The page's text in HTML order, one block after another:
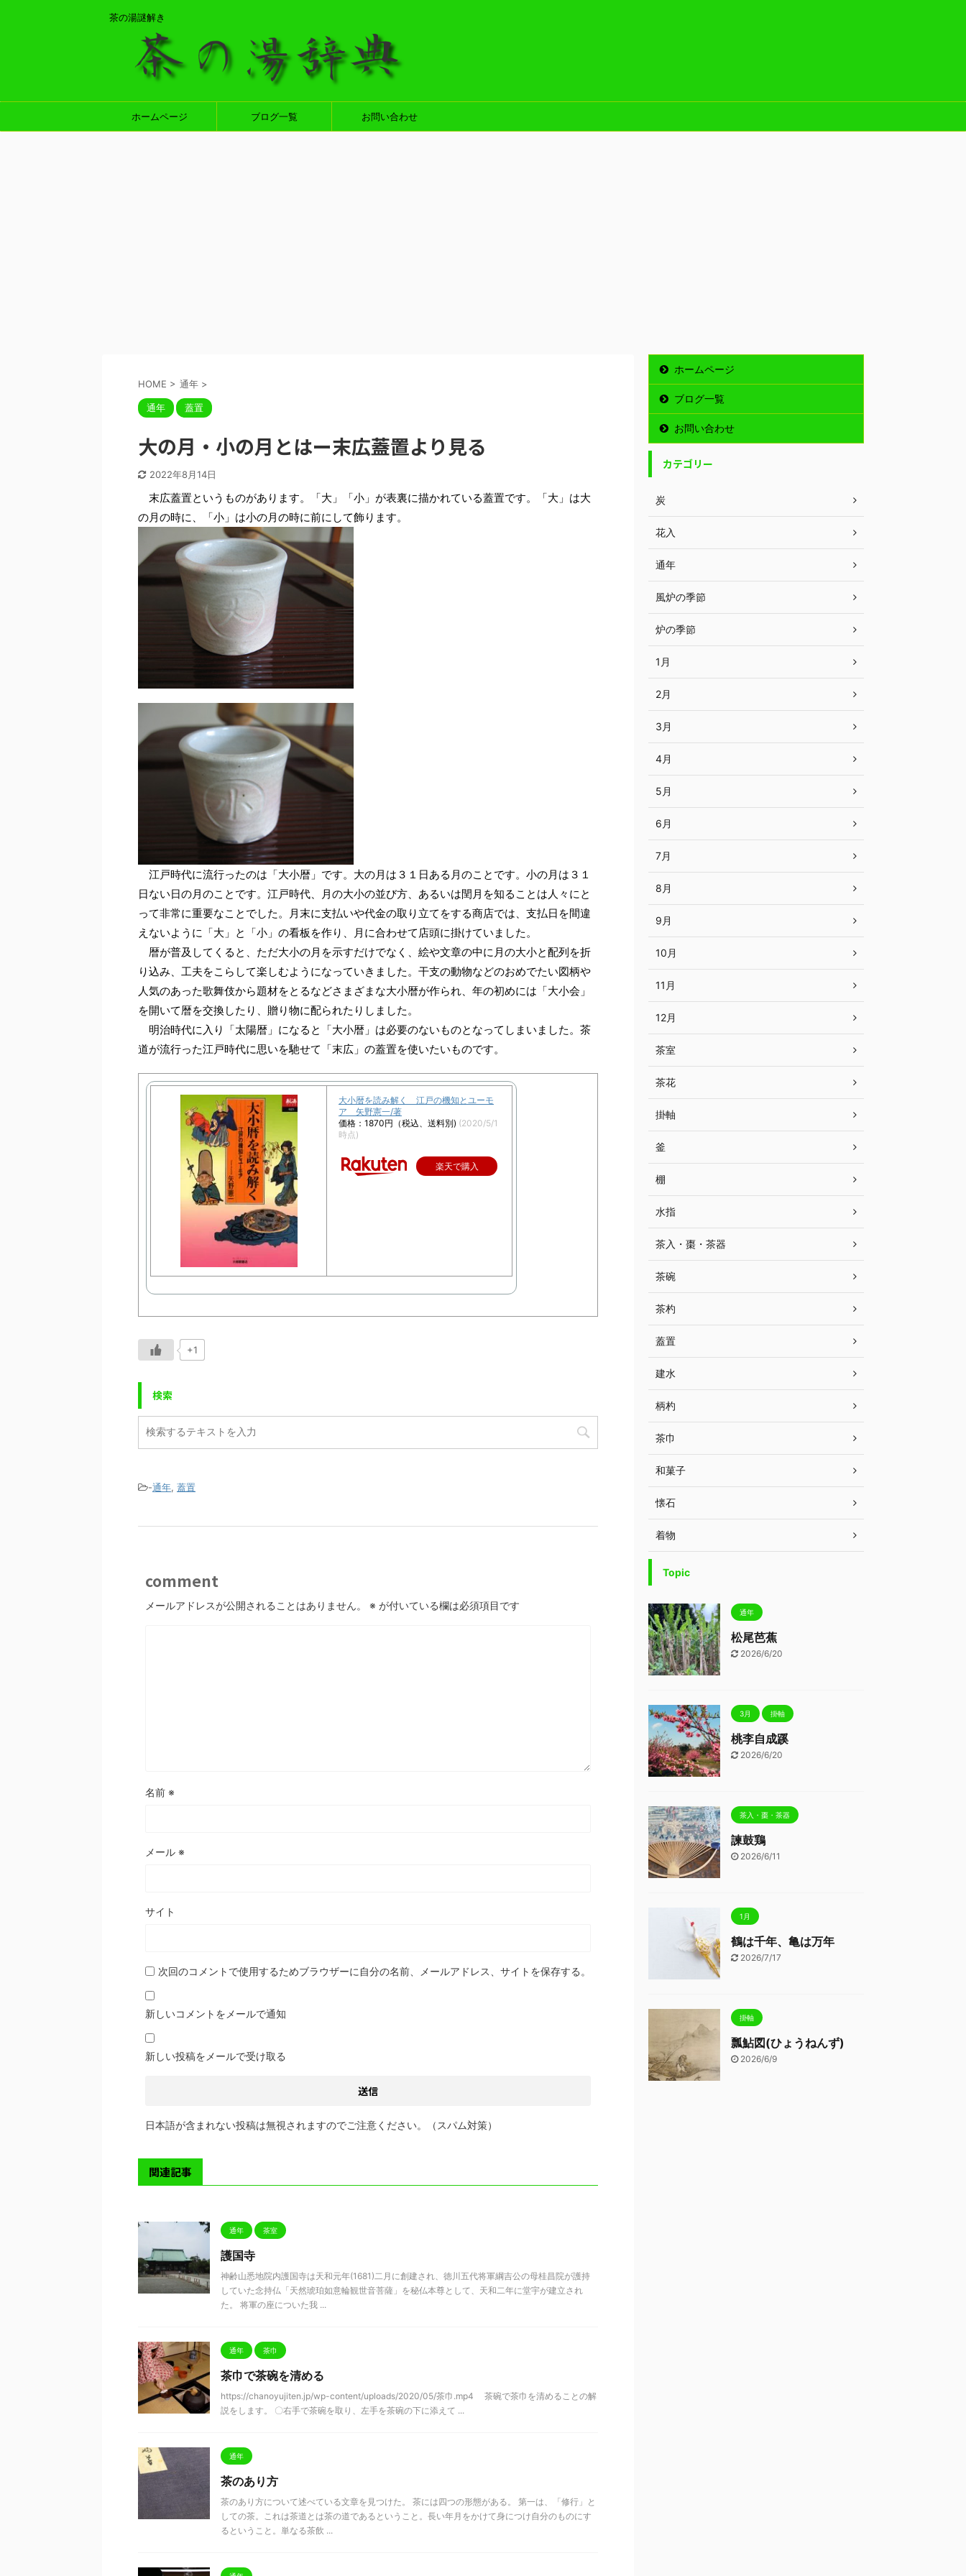
茶の湯謎解き
ホームページ ブログ一覧 お問い合わせ
HOME > 通年 >
通年 蓋置
大の月・小の月とはー末広蓋置より見る
2022年8月14日
末広蓋置というものがあります。「大」「小」が表裏に描かれている蓋置です。「大」は大
の月の時に、「小」は小の月の時に前にして飾ります。
江戸時代に流行ったのは「大小暦」です。大の月は３１日ある月のことです。小の月は３１
日ない日の月のことです。江戸時代、月の大小の並び方、あるいは閏月を知ることは人々にと
って非常に重要なことでした。月末に支払いや代金の取り立てをする商店では、支払日を間違
えないように「大」と「小」の看板を作り、月に合わせて店頭に掛けていました。
暦が普及してくると、ただ大小の月を示すだけでなく、絵や文章の中に月の大小と配列を折
り込み、工夫をこらして楽しむようになっていきました。干支の動物などのおめでたい図柄や
人気のあった歌舞伎から題材をとるなどさまざまな大小暦が作られ、年の初めには「大小会」
を開いて暦を交換したり、贈り物に配られたりしました。
明治時代に入り「太陽暦」になると「大小暦」は必要のないものとなってしまいました。茶
道が流行った江戸時代に思いを馳せて「末広」の蓋置を使いたいものです。
大小暦を読み解く 江戸の機知とユーモ
ア 矢野憲一/著
価格：1870円（税込、送料別) (2020/5/1
時点)
楽天で購入
+1
検索
-通年, 蓋置
comment
メールアドレスが公開されることはありません。 ※ が付いている欄は必須項目です
名前 ※
メール ※
サイト
次回のコメントで使用するためブラウザーに自分の名前、メールアドレス、サイトを保存する。
新しいコメントをメールで通知
新しい投稿をメールで受け取る
日本語が含まれない投稿は無視されますのでご注意ください。（スパム対策）
関連記事
通年 茶室
護国寺
神齢山悉地院内護国寺は天和元年(1681)二月に創建され、徳川五代将軍綱吉公の母桂昌院が護持
していた念持仏「天然琥珀如意輪観世音菩薩」を秘仏本尊として、天和二年に堂宇が建立され
た。 将軍の座についた我 ...
通年 茶巾
茶巾で茶碗を清める
https://chanoyujiten.jp/wp-content/uploads/2020/05/茶巾.mp4 茶碗で茶巾を清めることの解
説をします。 〇右手で茶碗を取り、左手を茶碗の下に添えて ...
通年
茶のあり方
茶のあり方について述べている文章を見つけた。 茶には四つの形態がある。 第一は、「修行」と
しての茶。これは茶道とは茶の道であるということ。長い年月をかけて身につけ自分のものにす
るということ。単なる茶飲 ...
ホームページ
ブログ一覧
お問い合わせ
カテゴリー
炭
花入
通年
風炉の季節
炉の季節
1月
2月
3月
4月
5月
6月
7月
8月
9月
10月
11月
12月
茶室
茶花
掛軸
釜
棚
水指
茶入・棗・茶器
茶碗
茶杓
蓋置
建水
柄杓
茶巾
和菓子
懐石
着物
Topic
通年
松尾芭蕉
2026/6/20
3月 掛軸
桃李自成蹊
2026/6/20
茶入・棗・茶器
諫鼓鶏
2026/6/11
1月
鶴は千年、亀は万年
2026/7/17
掛軸
瓢鮎図(ひょうねんず)
2026/6/9